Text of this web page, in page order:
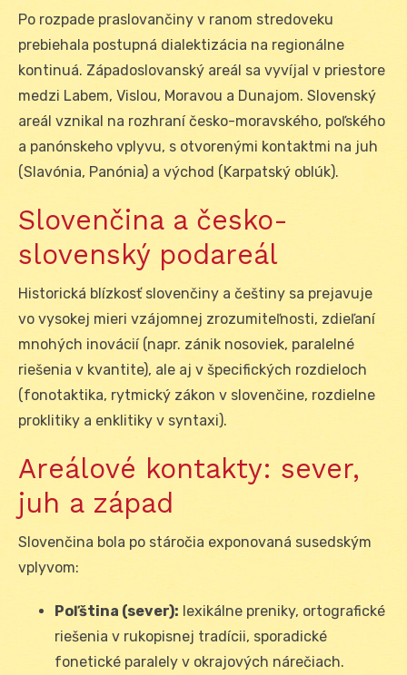
Po rozpade praslovančiny v ranom stredoveku
prebiehala postupná dialektizácia na regionálne
kontinuá. Západoslovanský areál sa vyvíjal v priestore
medzi Labem, Vislou, Moravou a Dunajom. Slovenský
areál vznikal na rozhraní česko-moravského, poľského
a panónskeho vplyvu, s otvorenými kontaktmi na juh
(Slavónia, Panónia) a východ (Karpatský oblúk).
Slovenčina a česko-
slovenský podareál
Historická blízkosť slovenčiny a češtiny sa prejavuje
vo vysokej mieri vzájomnej zrozumiteľnosti, zdieľaní
mnohých inovácií (napr. zánik nosoviek, paralelné
riešenia v kvantite), ale aj v špecifických rozdieloch
(fonotaktika, rytmický zákon v slovenčine, rozdielne
proklitiky a enklitiky v syntaxi).
Areálové kontakty: sever,
juh a západ
Slovenčina bola po stáročia exponovaná susedským
vplyvom:
Poľština (sever): lexikálne preniky, ortografické
riešenia v rukopisnej tradícii, sporadické
fonetické paralely v okrajových nárečiach.